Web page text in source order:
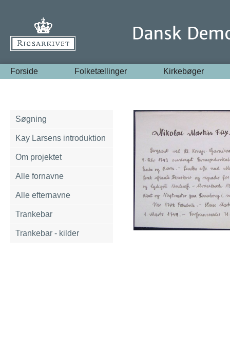
Forside Folketællinger Kirkebøger
Søgning
Kay Larsens introduktion
Om projektet
Alle fornavne
Alle efternavne
Trankebar
Trankebar - kilder